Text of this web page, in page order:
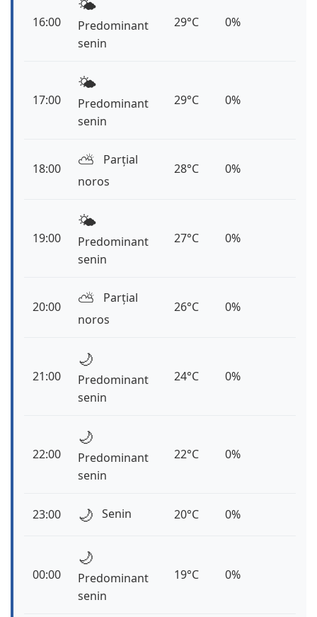
16:00
🌤️
Predominant
senin
29°C 0%
17:00
🌤️
Predominant
senin
29°C 0%
18:00 ⛅️
Parțial
noros
28°C 0%
19:00
🌤️
Predominant
senin
27°C 0%
20:00 ⛅️
Parțial
noros
26°C 0%
21:00
🌙
Predominant
senin
24°C 0%
22:00
🌙
Predominant
senin
22°C 0%
23:00 🌙 Senin 20°C 0%
00:00
🌙
Predominant
senin
19°C 0%